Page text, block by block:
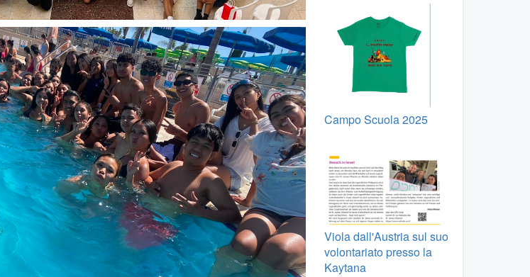
Campo Scuola 2025
Viola dall'Austria sul suo
volontariato presso la
Kaytana